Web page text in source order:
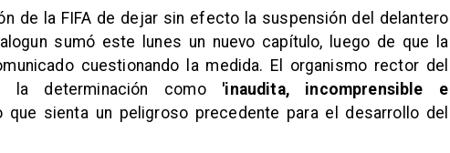
de la FIFA de dejar sin efecto la suspensión del delantero
sumó este lunes un nuevo capítulo, luego de que la
cuestionando la medida. El organismo rector del
la determinación como 'inaudita, incomprensible e
que sienta un peligroso precedente para el desarrollo del